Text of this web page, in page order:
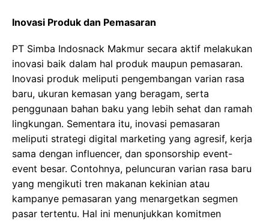
Inovasi Produk dan Pemasaran
PT Simba Indosnack Makmur secara aktif melakukan
inovasi baik dalam hal produk maupun pemasaran.
Inovasi produk meliputi pengembangan varian rasa
baru, ukuran kemasan yang beragam, serta
penggunaan bahan baku yang lebih sehat dan ramah
lingkungan. Sementara itu, inovasi pemasaran
meliputi strategi digital marketing yang agresif, kerja
sama dengan influencer, dan sponsorship event-
event besar. Contohnya, peluncuran varian rasa baru
yang mengikuti tren makanan kekinian atau
kampanye pemasaran yang menargetkan segmen
pasar tertentu. Hal ini menunjukkan komitmen